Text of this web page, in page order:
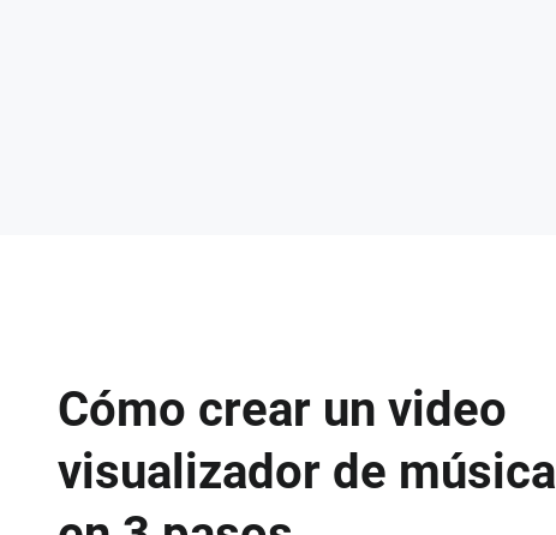
Cómo crear un video
visualizador de música